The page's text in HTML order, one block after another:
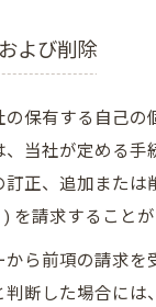
よび削除
の保有する自己の
当社が定める手
訂正、追加または
を請求することが
から前項の請求を
断した場合には